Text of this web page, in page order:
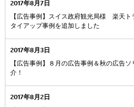
2017年8月7日
【広告事例】スイス政府観光局様 楽天ト
タイアップ事例を追加しました
2017年8月3日
【広告事例】８月の広告事例＆秋の広告
介！
2017年8月2日